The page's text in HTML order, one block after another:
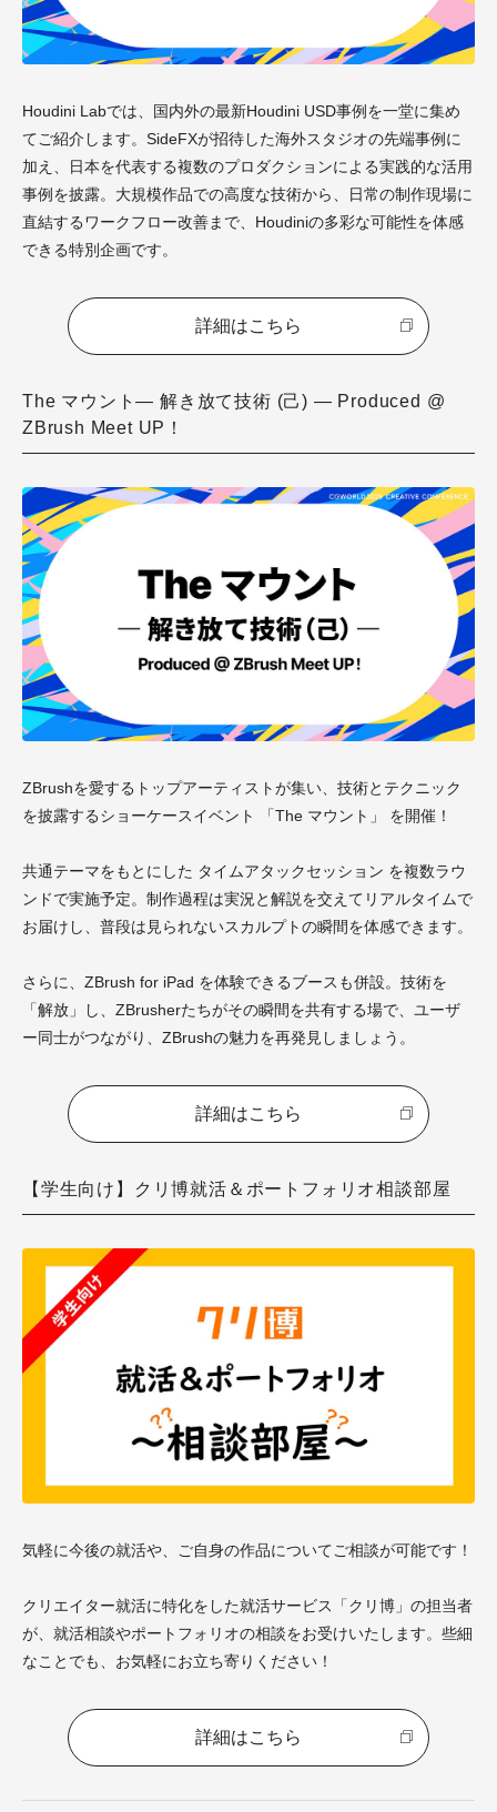
Houdini Labでは、国内外の最新Houdini USD事例を一堂に集め
てご紹介します。SideFXが招待した海外スタジオの先端事例に
加え、日本を代表する複数のプロダクションによる実践的な活用
事例を披露。大規模作品での高度な技術から、日常の制作現場に
直結するワークフロー改善まで、Houdiniの多彩な可能性を体感
できる特別企画です。
詳細はこちら
The マウント― 解き放て技術 (己) ― Produced @
ZBrush Meet UP！
ZBrushを愛するトップアーティストが集い、技術とテクニック
を披露するショーケースイベント 「The マウント」 を開催！
共通テーマをもとにした タイムアタックセッション を複数ラウ
ンドで実施予定。制作過程は実況と解説を交えてリアルタイムで
お届けし、普段は見られないスカルプトの瞬間を体感できます。
さらに、ZBrush for iPad を体験できるブースも併設。技術を
「解放」し、ZBrusherたちがその瞬間を共有する場で、ユーザ
ー同士がつながり、ZBrushの魅力を再発見しましょう。
詳細はこちら
【学生向け】クリ博就活＆ポートフォリオ相談部屋
気軽に今後の就活や、ご自身の作品についてご相談が可能です！
クリエイター就活に特化をした就活サービス「クリ博」の担当者
が、就活相談やポートフォリオの相談をお受けいたします。 些細
なことでも、お気軽にお立ち寄りください！
詳細はこちら